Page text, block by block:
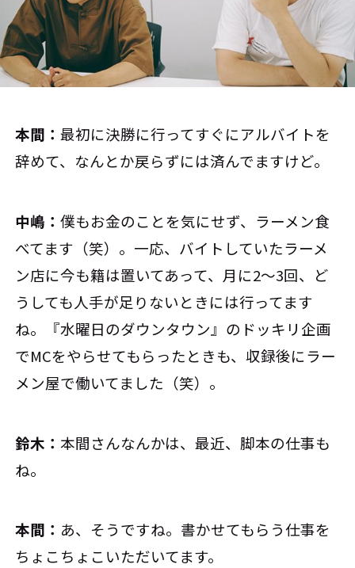
本間：最初に決勝に行ってすぐにアルバイトを
辞めて、なんとか戻らずには済んでますけど。
中嶋：僕もお金のことを気にせず、ラーメン食
べてます（笑）。一応、バイトしていたラーメ
ン店に今も籍は置いてあって、月に2～3回、ど
うしても人手が足りないときには行ってます
ね。『水曜日のダウンタウン』のドッキリ企画
でMCをやらせてもらったときも、収録後にラー
メン屋で働いてました（笑）。
鈴木：本間さんなんかは、最近、脚本の仕事も
ね。
本間： あ、そうですね。書かせてもらう仕事を
ちょこちょこいただいてます。